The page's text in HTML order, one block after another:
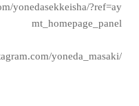
yonedasekkeisha/?ref=ay
mt_homepage_panel
yoneda_masaki/